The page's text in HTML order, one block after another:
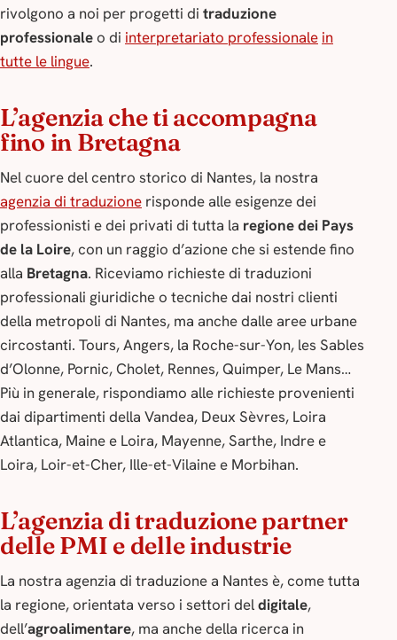
rivolgono a noi per progetti di traduzione
professionaleo di interpretariato professionale in
tutte le lingue.
L’agenzia che ti accompagna
fino in Bretagna
Nel cuore del centro storico di Nantes, la nostra
agenzia di traduzione risponde alle esigenze dei
professionisti e dei privati di tutta la regione dei Pays
de la Loire, con un raggio d’azione che si estende fino
alla Bretagna. Riceviamo richieste di traduzioni
professionali giuridiche o tecniche dai nostri clienti
della metropoli di Nantes, ma anche dalle aree urbane
circostanti. Tours, Angers, la Roche-sur-Yon, les Sables
d’Olonne, Pornic, Cholet, Rennes, Quimper, Le Mans…
Più in generale, rispondiamo alle richieste provenienti
dai dipartimenti della Vandea, Deux Sèvres, Loira
Atlantica, Maine e Loira, Mayenne, Sarthe, Indre e
Loira, Loir-et-Cher, Ille-et-Vilaine e Morbihan.
L’agenzia di traduzione partner
delle PMI e delle industrie
La nostra agenzia di traduzione a Nantes è, come tutta
la regione, orientata verso i settori deldigitale,
dell’agroalimentare, ma anche della ricerca in